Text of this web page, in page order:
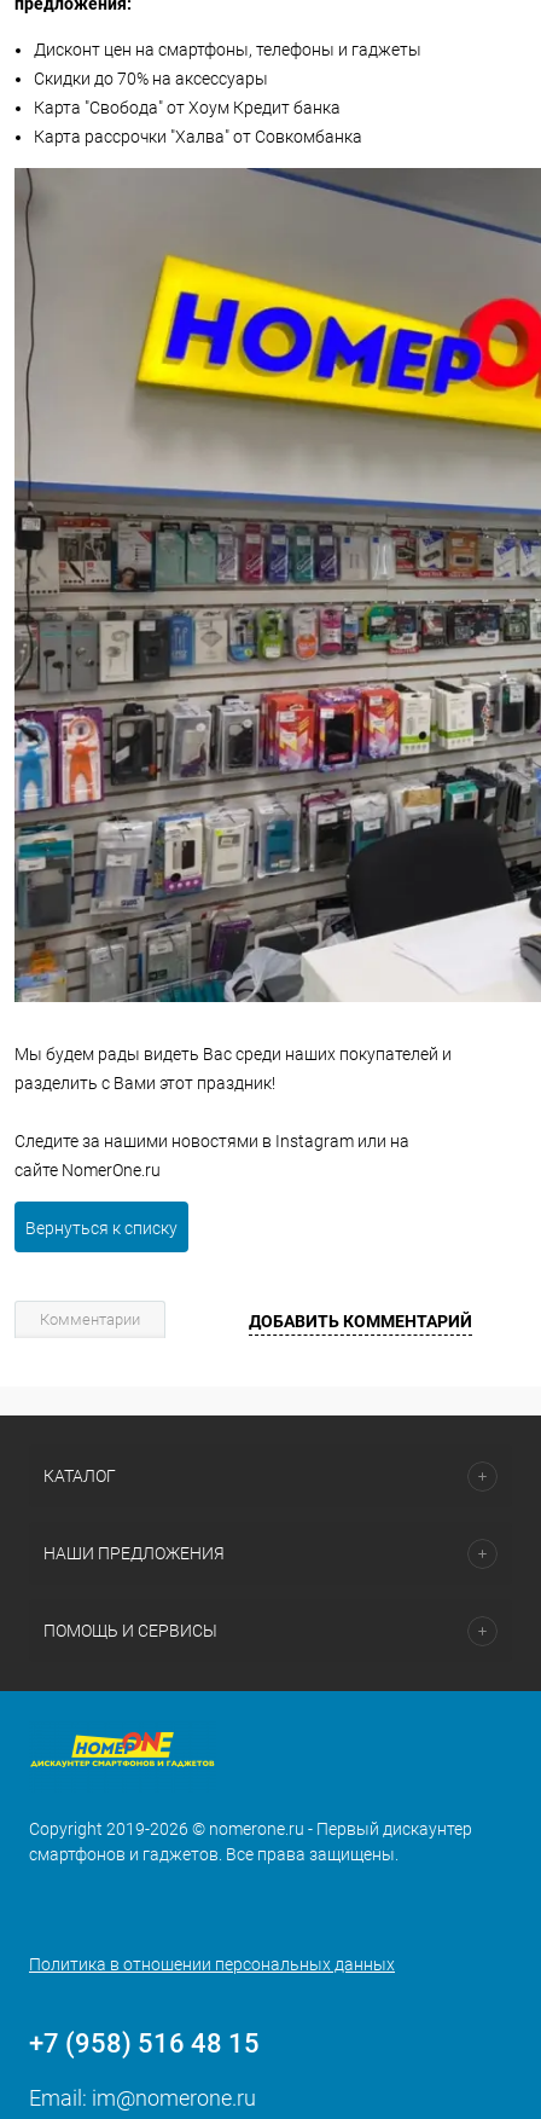
Дисконт цен на смартфоны, телефоны и гаджеты
Скидки до 70% на аксессуары
Карта "Свобода" от Хоум Кредит банка
Карта рассрочки "Халва" от Совкомбанка
Мы будем рады видеть Вас среди наших покупателей и
разделить с Вами этот праздник!
Следите за нашими новостями в Instagram или на
сайте NomerOne.ru
Вернуться к списку
Комментарии ДОБАВИТЬ КОММЕНТАРИЙ
КАТАЛОГ
НАШИ ПРЕДЛОЖЕНИЯ
ПОМОЩЬ И СЕРВИСЫ
Copyright 2019-2026 © nomerone.ru - Первый дискаунтер
смартфонов и гаджетов. Все права защищены.
Политика в отношении персональных данных
+7 (958) 516 48 15
Email: im@nomerone.ru